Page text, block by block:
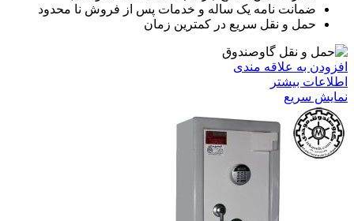
ضمانت نامه یک ساله و خدمات پس از فروش نا محدود
حمل و نقل سریع در کمترین زمان
افزودن به علاقه مندی
اطلاعات بیشتر
نمایش سریع